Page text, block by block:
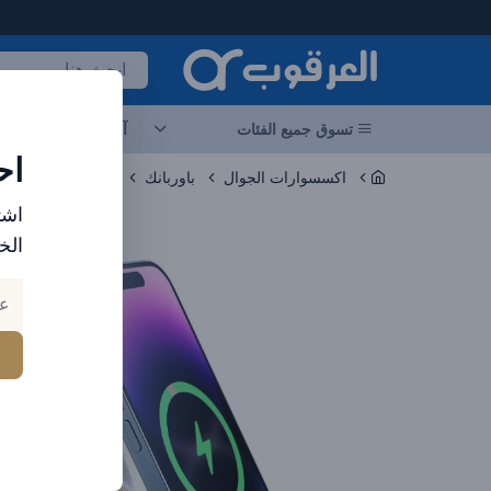
تسوق جميع الفئات
اكسسوارات الجوال باوربانك